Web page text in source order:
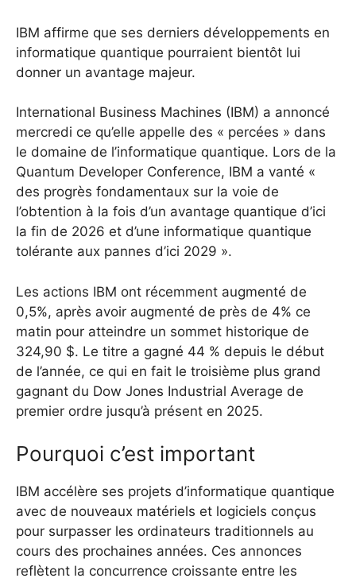
IBM affirme que ses derniers développements en
informatique quantique pourraient bientôt lui
donner un avantage majeur.
International Business Machines (IBM) a annoncé
mercredi ce qu’elle appelle des « percées » dans
le domaine de l’informatique quantique. Lors de la
Quantum Developer Conference, IBM a vanté «
des progrès fondamentaux sur la voie de
l’obtention à la fois d’un avantage quantique d’ici
la fin de 2026 et d’une informatique quantique
tolérante aux pannes d’ici 2029 ».
Les actions IBM ont récemment augmenté de
0,5%, après avoir augmenté de près de 4% ce
matin pour atteindre un sommet historique de
324,90 $. Le titre a gagné 44 % depuis le début
de l’année, ce qui en fait le troisième plus grand
gagnant du Dow Jones Industrial Average de
premier ordre jusqu’à présent en 2025.
Pourquoi c’est important
IBM accélère ses projets d’informatique quantique
avec de nouveaux matériels et logiciels conçus
pour surpasser les ordinateurs traditionnels au
cours des prochaines années. Ces annonces
reflètent la concurrence croissante entre les